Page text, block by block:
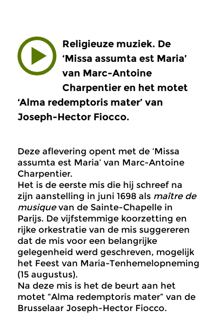
Religieuze muziek. De
‘Missa assumta est Maria’
van Marc-Antoine
Charpentier en het motet
‘Alma redemptoris mater’ van
Joseph-Hector Fiocco.
Deze aflevering opent met de ‘Missa
assumta est Maria’ van Marc-Antoine
Charpentier.
Het is de eerste mis die hij schreef na
zijn aanstelling in juni 1698 als maître de
musiquevan de Sainte-Chapelle in
Parijs. De vijfstemmige koorzetting en
rijke orkestratie van de mis suggereren
dat de mis voor een belangrijke
gelegenheid werd geschreven, mogelijk
het Feest van Maria-Tenhemelopneming
(15 augustus).
Na deze mis is het de beurt aan het
motet “Alma redemptoris mater” van de
Brusselaar Joseph-Hector Fiocco.